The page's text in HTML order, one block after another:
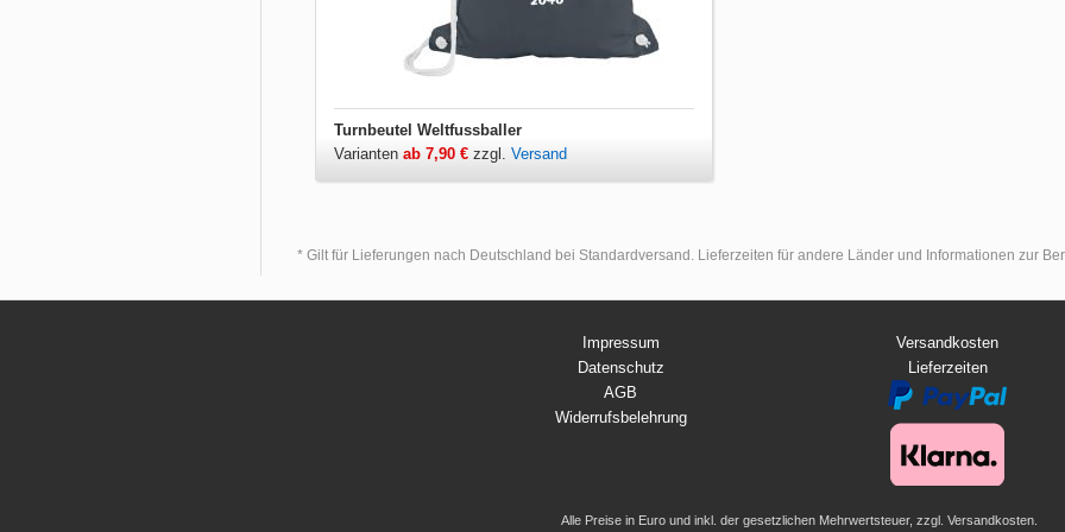
Turnbeutel Weltfussballer
Varianten ab 7,90 € zzgl. Versand
* Gilt für Lieferungen nach Deutschland bei Standardversand. Lieferzeiten für andere Länder und Informationen zur
Impressum
Datenschutz
AGB
Widerrufsbelehrung
Versandkosten
Lieferzeiten
Alle Preise in Euro und inkl. der gesetzlichen Mehrwertsteuer, zzgl. Versandkosten.